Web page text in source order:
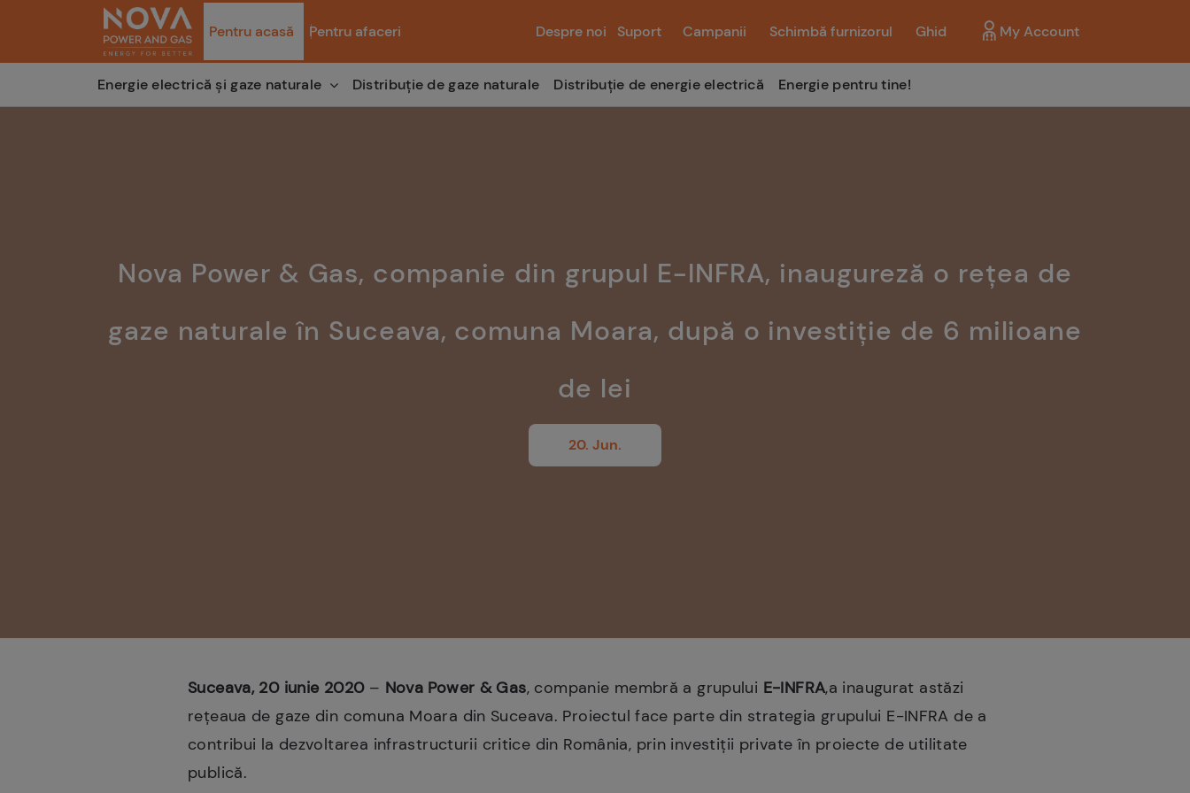
Pentru acasă Pentru afaceri Despre noi Suport Campanii Schimbă furnizorul Ghid My Account
Energie electrică și gaze naturale Distribuție de gaze naturale Distribuție de energie electrică Energie pentru tine!
Nova Power & Gas, companie din grupul E-INFRA, inaugureză o rețea de
gaze naturale în Suceava, comuna Moara, după o investiție de 6 milioane
de lei
20. Jun.
Suceava, 20 iunie 2020 – Nova Power & Gas, companie membră a grupului E-INFRA,a inaugurat astăzi
rețeaua de gaze din comuna Moara din Suceava. Proiectul face parte din strategia grupului E-INFRA de a
contribui la dezvoltarea infrastructurii critice din România, prin investiții private în proiecte de utilitate
publică.